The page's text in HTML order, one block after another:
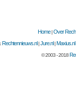
Home|Over
Rechtennieuws.nl |Jure.nl |Maxius.nl
© 2003 - 2018